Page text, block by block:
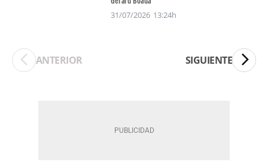
31/07/2026 13:24h
ANTERIOR SIGUIENTE